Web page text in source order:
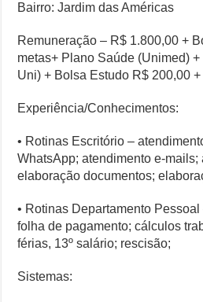
Bairro: Jardim das Américas
Remuneração – R$ 1.800,00 +
metas+ Plano Saúde (Unimed)
Uni) + Bolsa Estudo R$ 200,00
Experiência/Conhecimentos:
• Rotinas Escritório –
WhatsApp; atendimento e-mails;
elaboração documentos;
• Rotinas Departamento
folha de pagamento; cálculos
férias, 13º salário; rescisão;
Sistemas: